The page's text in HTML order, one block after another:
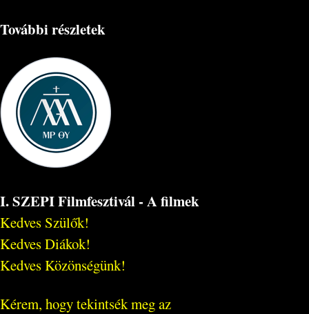
További részletek
I. SZEPI Filmfesztivál - A filmek
Kedves Szülők!
Kedves Diákok!
Kedves Közönségünk!
Kérem, hogy tekintsék meg az